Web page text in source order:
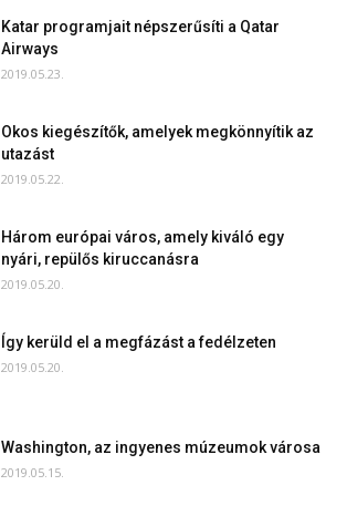
Katar programjait népszerűsíti a Qatar
Airways
2019.05.23.
Okos kiegészítők, amelyek megkönnyítik az
utazást
2019.05.22.
Három európai város, amely kiváló egy
nyári, repülős kiruccanásra
2019.05.20.
Így kerüld el a megfázást a fedélzeten
2019.05.20.
Washington, az ingyenes múzeumok városa
2019.05.15.